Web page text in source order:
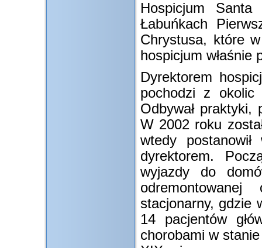
Hospicjum
Łabuńkach
Chrystusa, które
hospicjum właśnie
Dyrektorem
pochodzi z
Odbywał praktyki,
W 2002 roku
wtedy
dyrektorem.
wyjazdy do
stacjonarny, gdzie
14 pacjentów
chorobami w